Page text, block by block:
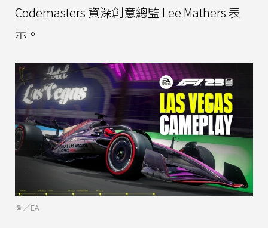
Codemasters 資深創意總監 Lee Mathers 表
示。
圖／EA